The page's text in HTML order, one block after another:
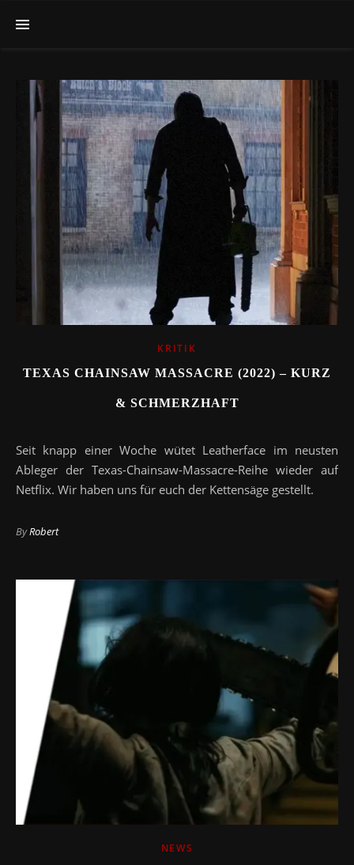
KRITIK
TEXAS CHAINSAW MASSACRE (2022) – KURZ
& SCHMERZHAFT
Seit knapp einer Woche wütet Leatherface im neusten
Ableger der Texas-Chainsaw-Massacre-Reihe wieder auf
Netflix. Wir haben uns für euch der Kettensäge gestellt.
ByRobert
NEWS